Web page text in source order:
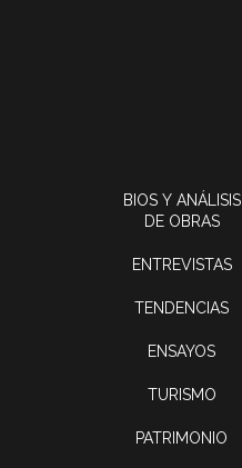
BIOS Y ANÁLISIS
DE OBRAS
ENTREVISTAS
TENDENCIAS
ENSAYOS
TURISMO
PATRIMONIO